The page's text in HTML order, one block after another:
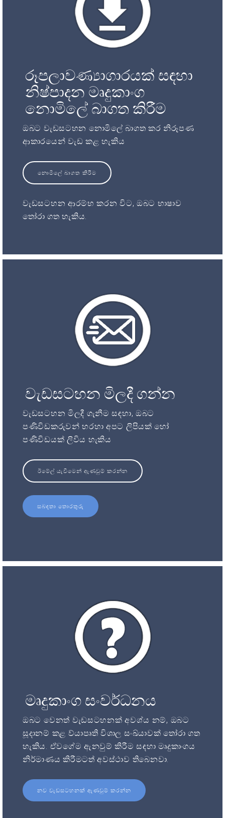
රූපලාවණ්‍යාගාරයක් සඳහා
නිෂ්පාදන මෘදුකාංග
නොමිලේ බාගත කිරීම
ඔබට වැඩසටහන නොමිලේ බාගත කර නිරූපණ
ආකාරයෙන් වැඩ කළ හැකිය
නොමිලේ බාගත කිරීම
වැඩසටහන ආරම්භ කරන විට, ඔබට භාෂාව
තෝරා ගත හැකිය.
වැඩසටහන මිලදී ගන්න
වැඩසටහන මිලදී ගැනීම සඳහා, ඔබට
පණිවිඩකරුවන් හරහා අපට ලිපියක් හෝ
පණිවිඩයක් ලිවිය හැකිය
ඊමේල් යැවීමෙන් ඇණවුම් කරන්න
සබඳතා තොරතුරු
මෘදුකාංග සංවර්ධනය
ඔබට වෙනත් වැඩසටහනක් අවශ්ය නම්, ඔබට
සූදානම් කළ ව්යාපෘති විශාල සංඛ්යාවක් තෝරා ගත
හැකිය. ඒවගේම ඇනවුම් කිරීම සඳහා මෘදුකාංගය
නිර්මාණය කිරීමටත් අවස්ථාව තිබෙනවා.
නව වැඩසටහනක් ඇණවුම් කරන්න